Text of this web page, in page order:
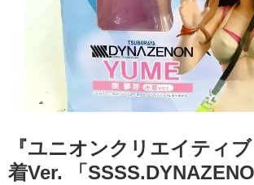
『ユニオンクリエイティ
着Ver. 「